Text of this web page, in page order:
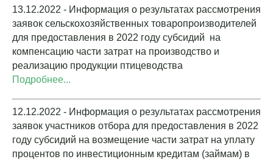
13.12.2022 - Информация о результатах рассмотрения
заявок сельскохозяйственных товаропроизводителей
для предоставления в 2022 году субсидий на
компенсацию части затрат на производство и
реализацию продукции птицеводства
Подробнее...
12.12.2022 - Информация о результатах рассмотрения
заявок участников отбора для предоставления в 2022
году субсидий на возмещение части затрат на уплату
процентов по инвестиционным кредитам (займам) в